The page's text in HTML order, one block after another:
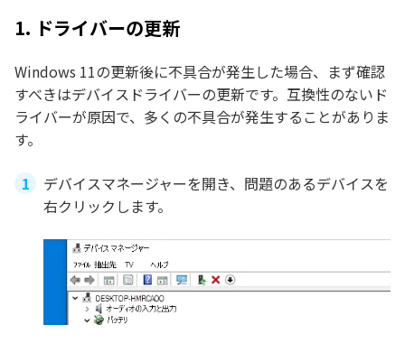
1. ドライバーの更新
Windows 11の更新後に不具合が発生した場合、まず確認
すべきはデバイスドライバーの更新です。互換性のないド
ライバーが原因で、多くの不具合が発生することがありま
す。
デバイスマネージャーを開き、問題のあるデバイスを
右クリックします。